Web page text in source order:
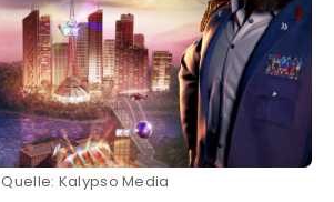
Quelle: Kalypso Media